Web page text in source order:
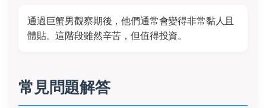
通過巨蟹男觀察期後，他們通常會變得非常黏人且
體貼。這階段雖然辛苦，但值得投資。
常見問題解答